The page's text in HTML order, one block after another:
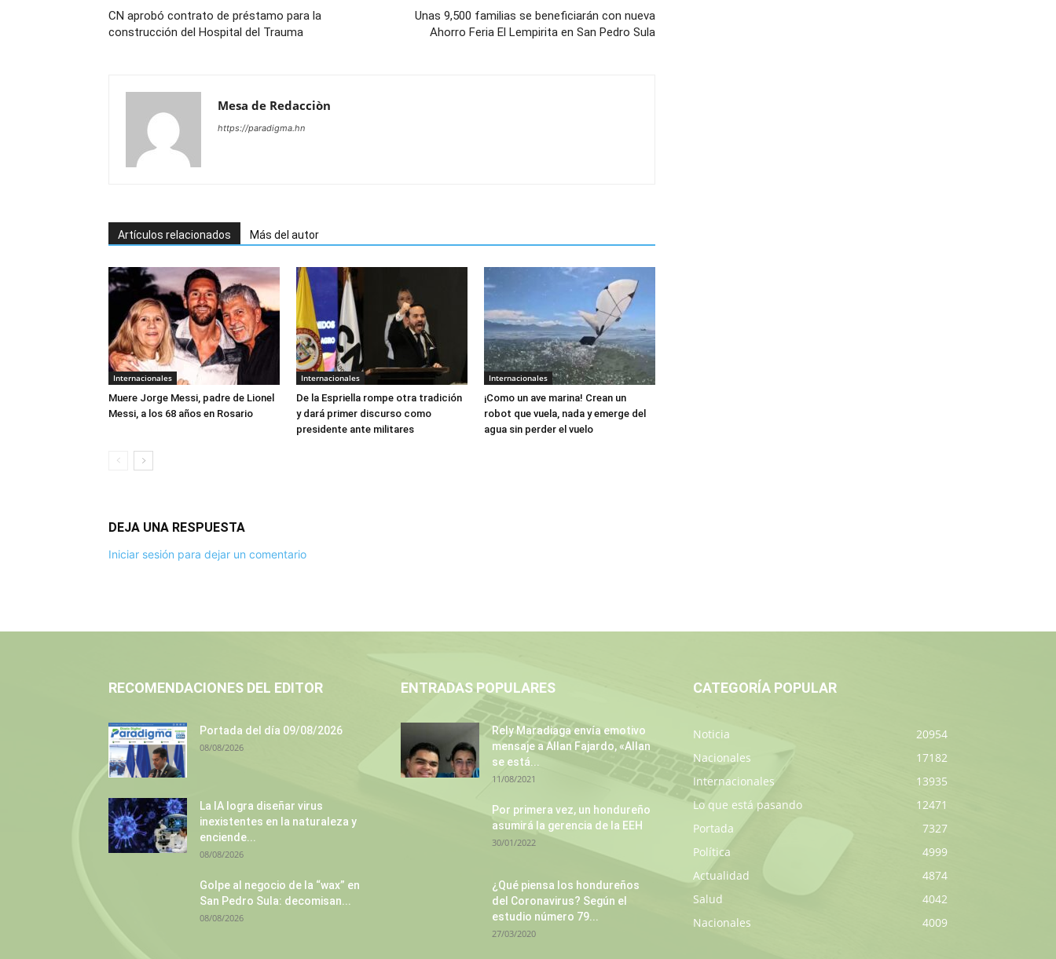
CN aprobó contrato de préstamo para la
construcción del Hospital del Trauma
Unas 9,500 familias se beneficiarán con nueva
Ahorro Feria El Lempirita en San Pedro Sula
Mesa de Redacciòn
https://paradigma.hn
Artículos relacionados Más del autor
Internacionales
Muere Jorge Messi, padre de Lionel
Messi, a los 68 años en Rosario
Internacionales
De la Espriella rompe otra tradición
y dará primer discurso como
presidente ante militares
Internacionales
¡Como un ave marina! Crean un
robot que vuela, nada y emerge del
agua sin perder el vuelo
DEJA UNA RESPUESTA
Iniciar sesión para dejar un comentario
RECOMENDACIONES DEL EDITOR
Portada del día 09/08/2026
08/08/2026
La IA logra diseñar virus
inexistentes en la naturaleza y
enciende...
08/08/2026
Golpe al negocio de la “wax” en
San Pedro Sula: decomisan...
08/08/2026
ENTRADAS POPULARES
Rely Maradiaga envía emotivo
mensaje a Allan Fajardo, «Allan
se está...
11/08/2021
Por primera vez, un hondureño
asumirá la gerencia de la EEH
30/01/2022
¿Qué piensa los hondureños
del Coronavirus? Según el
estudio número 79...
27/03/2020
CATEGORÍA POPULAR
Noticia
20954
Nacionales
17182
Internacionales
13935
Lo que está pasando
12471
Portada
7327
Política
4999
Actualidad
4874
Salud
4042
Nacionales
4009